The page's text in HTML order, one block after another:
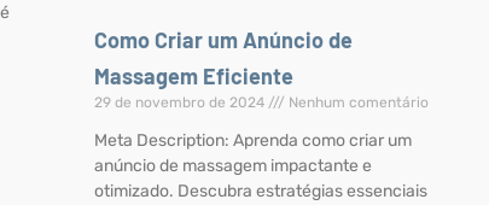
Como Criar um Anúncio de
Massagem Eficiente
29 de novembro de 2024 Nenhum comentário
Meta Description: Aprenda como criar um
anúncio de massagem impactante e
otimizado. Descubra estratégias essenciais